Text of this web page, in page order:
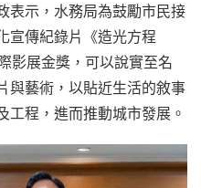
表示，水務局為鼓勵市民接
宣傳紀錄片《造光方程
影展金獎，可以說實至名
與藝術，以貼近生活的敘事
工程，進而推動城市發展。